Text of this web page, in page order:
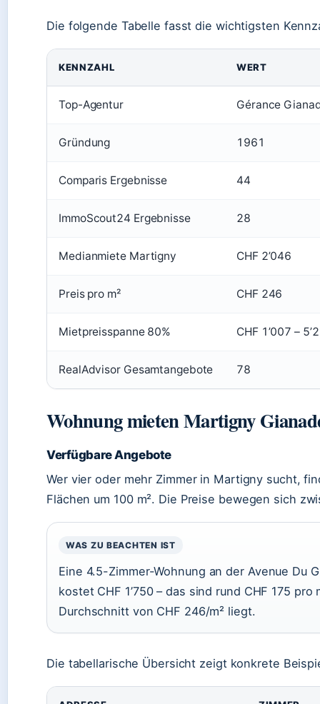
Die folgende Tabelle fasst die wichtigsten
KENNZAHL WERT
Top-Agentur Gérance
Gründung 1961
Comparis Ergebnisse 44
ImmoScout24 Ergebnisse 28
Medianmiete Martigny CHF 2’046
Preis pro m² CHF 246
Mietpreisspanne 80% CHF 1’007 –
RealAdvisor Gesamtangebote 78
Wohnung mieten Martigny
Verfügbare Angebote
Wer vier oder mehr Zimmer in Martigny sucht,
Flächen um 100 m². Die Preise bewegen sich
WAS ZU BEACHTEN IST
Eine 4.5-Zimmer-Wohnung an der Avenue Du
kostet CHF 1’750 – das sind rund CHF 175
Durchschnitt von CHF 246/m² liegt.
Die tabellarische Übersicht zeigt konkrete